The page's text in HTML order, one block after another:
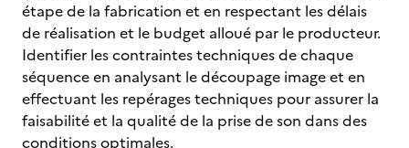
étape de la fabrication et en respectant les délais
de réalisation et le budget alloué par le producteur.
Identifier les contraintes techniques de chaque
séquence en analysant le découpage image et en
effectuant les repérages techniques pour assurer la
faisabilité et la qualité de la prise de son dans des
conditions optimales.